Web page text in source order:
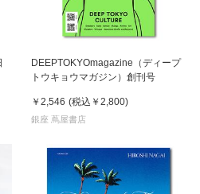
DEEPTOKYOmagazine（ディープ
トウキョウマガジン）創刊号
￥2,546 (税込 ￥2,800)
銀座 蔦屋書店